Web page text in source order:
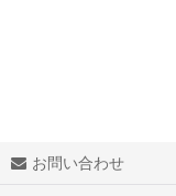
お問い合わせ